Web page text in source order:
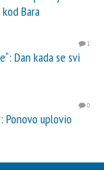
Bara
1
Dan kada se svi
0
Ponovo uplovio